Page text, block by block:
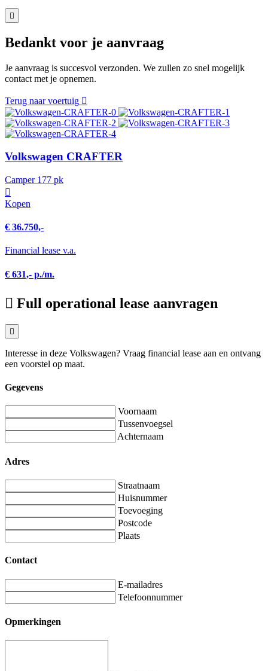
Bedankt voor je aanvraag
Je aanvraag is succesvol verzonden. We zullen zo snel mogelijk
contact met je opnemen.
Terug naar voertuig
Volkswagen CRAFTER
Camper 177 pk
Kopen
€ 36.750,-
Financial lease v.a.
€ 631,- p./m.
Full operational lease aanvragen
Interesse in deze Volkswagen? Vraag financial lease aan en ontvang
een voorstel op maat.
Gegevens
Voornaam
Tussenvoegsel
Achternaam
Adres
Straatnaam
Huisnummer
Toevoeging
Postcode
Plaats
Contact
E-mailadres
Telefoonnummer
Opmerkingen